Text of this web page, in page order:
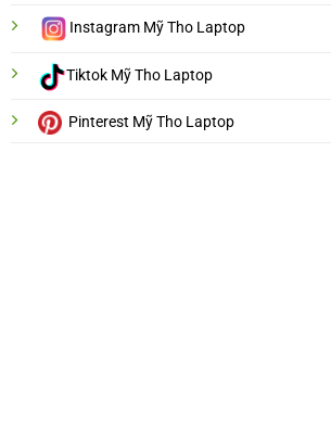
Instagram Mỹ Tho Laptop
Tiktok Mỹ Tho Laptop
Pinterest Mỹ Tho Laptop